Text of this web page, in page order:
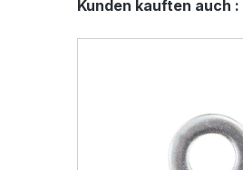
Produktgalerie überspringen
Kunden kauften auch :